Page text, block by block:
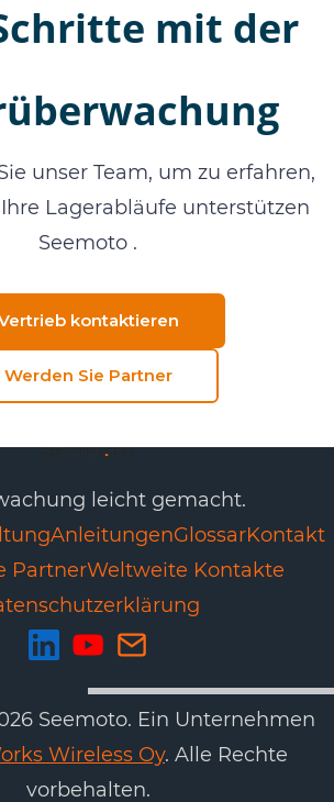
mit der
unser Team, um zu erfahren,
Lagerabläufe unterstützen
Seemoto .
kontaktieren
Werden Sie Partner
leicht gemacht.
AnleitungenGlossarKontakt
PartnerWeltweite Kontakte
Seemoto. Ein Unternehmen
Wireless Oy. Alle Rechte
vorbehalten.